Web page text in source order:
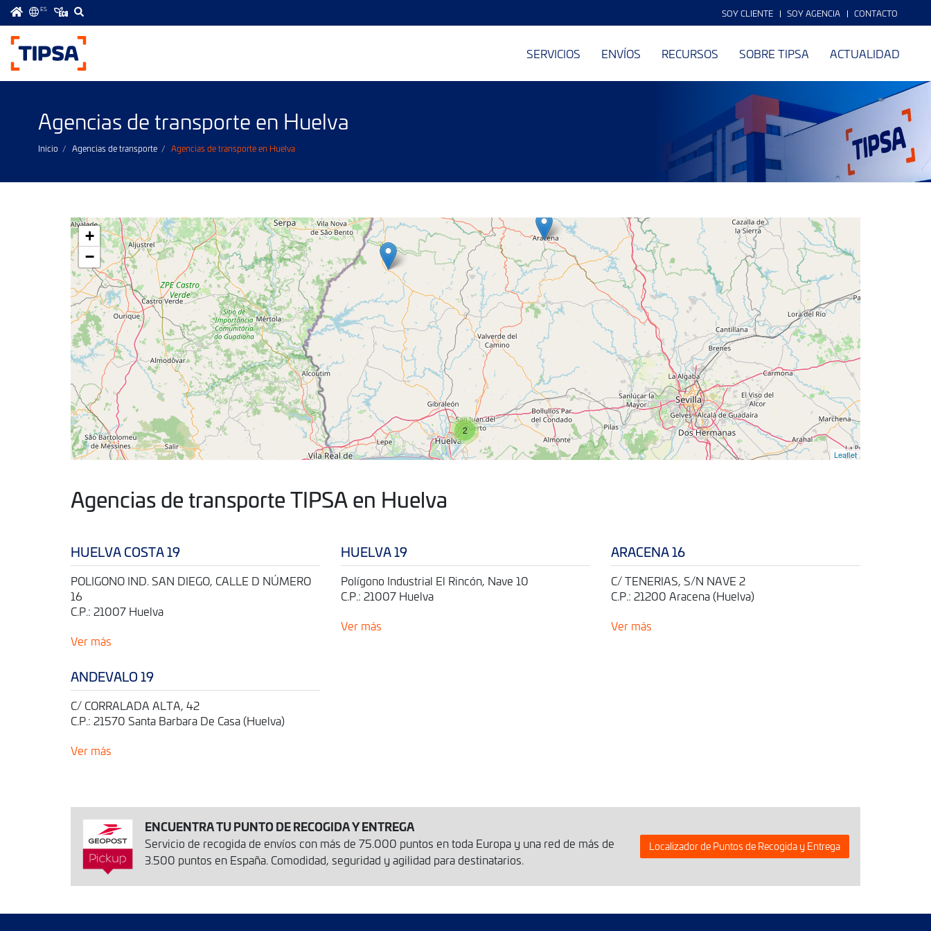
ES SOY CLIENTE SOY AGENCIA CONTACTO
Menú
SERVICIOS ENVÍOS RECURSOS SOBRE TIPSA ACTUALIDAD
Agencias de transporte en Huelva
Inicio Agencias de transporte Agencias de transporte en Huelva
2
+
−
Leaflet
Agencias de transporte TIPSA en Huelva
HUELVA COSTA 19
POLIGONO IND. SAN DIEGO, CALLE D NÚMERO
16
C.P.: 21007 Huelva
Ver más
HUELVA 19
Polígono Industrial El Rincón, Nave 10
C.P.: 21007 Huelva
Ver más
ARACENA 16
C/ TENERIAS, S/N NAVE 2
C.P.: 21200 Aracena (Huelva)
Ver más
ANDEVALO 19
C/ CORRALADA ALTA, 42
C.P.: 21570 Santa Barbara De Casa (Huelva)
Ver más
ENCUENTRA TU PUNTO DE RECOGIDA Y ENTREGA
Servicio de recogida de envíos con más de 75.000 puntos en toda Europa y una red de más de
3.500 puntos en España. Comodidad, seguridad y agilidad para destinatarios.
Localizador de Puntos de Recogida y Entrega